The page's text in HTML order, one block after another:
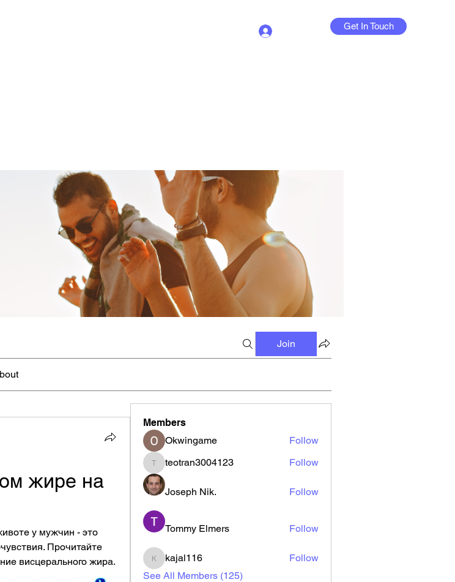
Get In Touch
Join
жире на
у мужчин - это
Прочитайте
висцерального жира.
Members
Okwingame
Follow
teotran3004123
teotran3004123 Follow
Joseph Nik. Follow
Tommy Elmers Follow
kajal116
kajal116
Follow
See All Members (125)